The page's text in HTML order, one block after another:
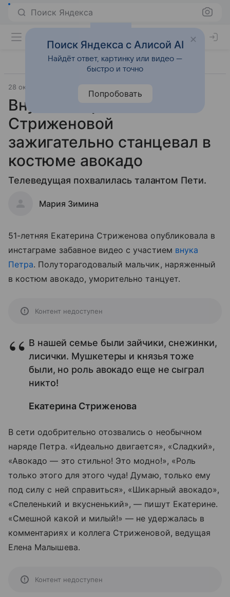
Поиск Яндекса
28 октября 2019
Внук Екатерины
Стриженовой
зажигательно станцевал в
костюме авокадо
Телеведущая похвалилась талантом Пети.
Мария Зимина
51-летняя Екатерина Стриженова опубликовала в
инстаграме забавное видео с участием внука
Петра. Полуторагодовалый мальчик, наряженный
в костюм авокадо, уморительно танцует.
Контент недоступен
В нашей семье были зайчики, снежинки,
лисички. Мушкетеры и князья тоже
были, но роль авокадо еще не сыграл
никто!
Екатерина Стриженова
В сети одобрительно отозвались о необычном
наряде Петра. «Идеально двигается», «Сладкий»,
«Авокадо — это стильно! Это модно!», «Роль
только этого для этого чуда! Думаю, только ему
под силу с ней справиться», «Шикарный авокадо»,
«Спеленький и вкусненький», — пишут Екатерине.
«Смешной какой и милый!» — не удержалась в
комментариях и коллега Стриженовой, ведущая
Елена Малышева.
Контент недоступен
Поиск Яндекса с Алисой AI
Найдёт ответ, картинку или видео —
быстро и точно
Попробовать